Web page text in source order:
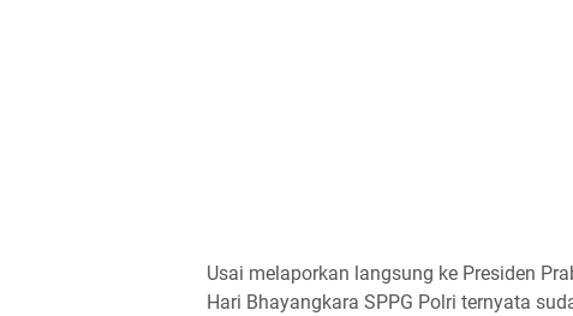
Usai melaporkan langsung ke Presiden
Hari Bhayangkara SPPG Polri ternyata